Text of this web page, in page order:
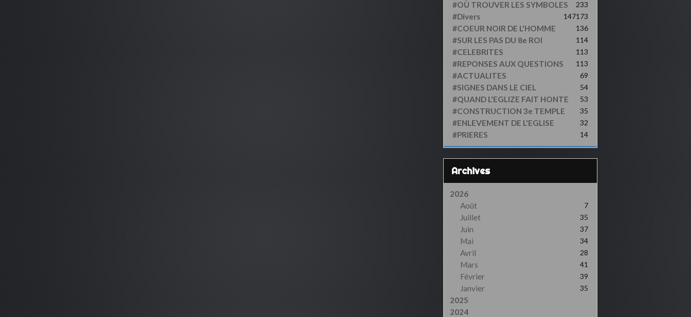
233
#OÙ TROUVER LES SYMBOLES
173
#Divers 147
#COEUR NOIR DE L'HOMME 136
#SUR LES PAS DU 8e ROI 114
#CELEBRITES 113
#REPONSES AUX QUESTIONS 113
#ACTUALITES 69
#SIGNES DANS LE CIEL 54
#QUAND L'EGLIZE FAIT HONTE 53
#CONSTRUCTION 3e TEMPLE 35
#ENLEVEMENT DE L'EGLISE 32
#PRIERES 14
Archives
2026
Août
7
Juillet 35
Juin 37
Mai 34
Avril 28
Mars 41
Février 39
Janvier 35
2025
2024